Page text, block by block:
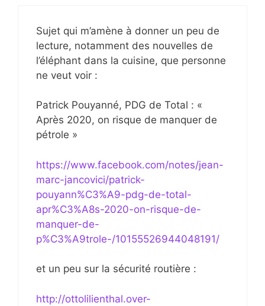
Sujet qui m’amène à donner un peu de
lecture, notamment des nouvelles de
l’éléphant dans la cuisine, que personne
ne veut voir :
Patrick Pouyanné, PDG de Total : «
Après 2020, on risque de manquer de
pétrole »
https://www.facebook.com/notes/jean-
marc-jancovici/patrick-
pouyann%C3%A9-pdg-de-total-
apr%C3%A8s-2020-on-risque-de-
manquer-de-
p%C3%A9trole-/10155526944048191/
et un peu sur la sécurité routière :
http://ottolilienthal.over-